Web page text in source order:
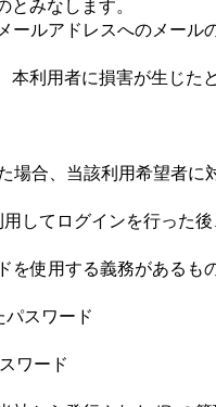
みなします。
ールアドレスへのメール
利⽤者に損害が⽣じた
場合、当該利⽤希望者に
してログインを⾏った
使⽤する義務があるも
スワード
ワード